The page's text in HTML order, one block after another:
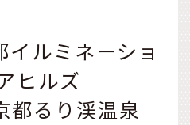
イルミネーショ
ヒルズ
都るり渓温泉